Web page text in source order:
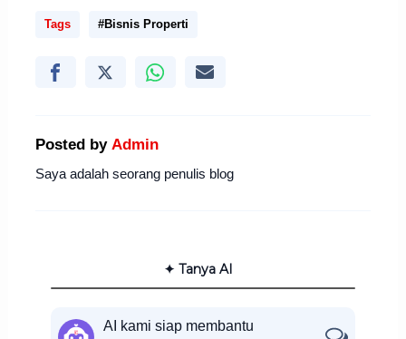
Tags #Bisnis Properti
Posted by Admin
Saya adalah seorang penulis blog
✦ Tanya AI
AI kami siap membantu